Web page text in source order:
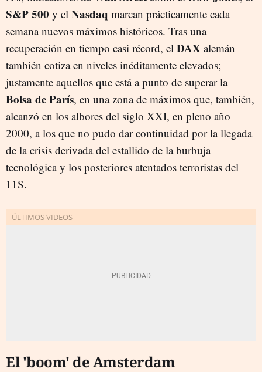
S&P 500 y el Nasdaq marcan prácticamente cada
semana nuevos máximos históricos. Tras una
recuperación en tiempo casi récord, el DAX alemán
también cotiza en niveles inéditamente elevados;
justamente aquellos que está a punto de superar la
Bolsa de París, en una zona de máximos que, también,
alcanzó en los albores del siglo XXI, en pleno año
2000, a los que no pudo dar continuidad por la llegada
de la crisis derivada del estallido de la burbuja
tecnológica y los posteriores atentados terroristas del
11S.
El 'boom' de Amsterdam